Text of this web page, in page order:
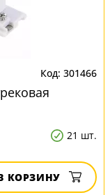
301466
21 шт.
КОРЗИНУ